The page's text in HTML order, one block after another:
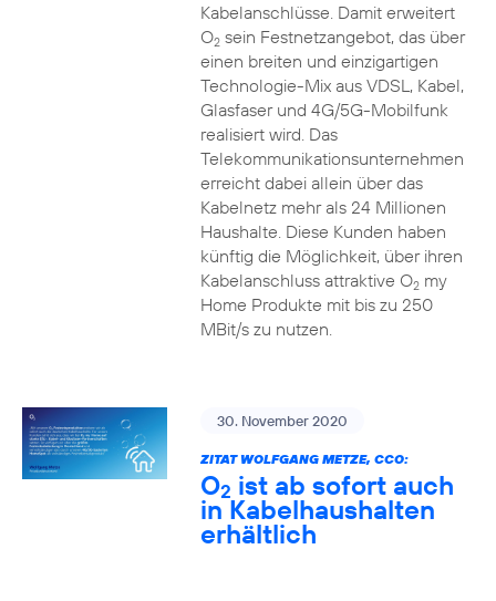
Kabelanschlüsse. Damit erweitert
O2sein Festnetzangebot, das über
einen breiten und einzigartigen
Technologie-Mix aus VDSL, Kabel,
Glasfaser und 4G/5G-Mobilfunk
realisiert wird. Das
Telekommunikationsunternehmen
erreicht dabei allein über das
Kabelnetz mehr als 24 Millionen
Haushalte. Diese Kunden haben
künftig die Möglichkeit, über ihren
Kabelanschluss attraktive O2my
Home Produkte mit bis zu 250
MBit/s zu nutzen.
30. November 2020
ZITAT WOLFGANG METZE, CCO:
O2 ist ab sofort auch
in Kabelhaushalten
erhältlich